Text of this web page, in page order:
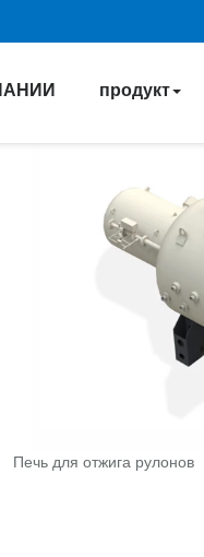
продукт
Печь для отжига рулонов